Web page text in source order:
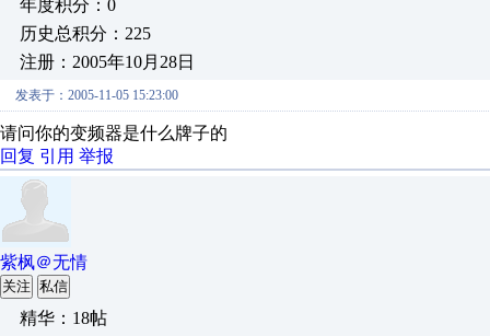
年度积分：0
历史总积分：225
注册：2005年10月28日
发表于：2005-11-05 15:23:00
请问你的变频器是什么牌子的
回复 引用 举报
紫枫＠无情
关注 私信
精华：18帖